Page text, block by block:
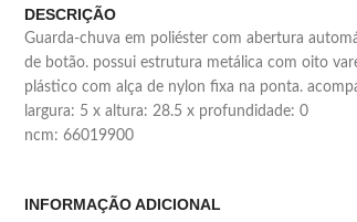
DESCRIÇÃO
guarda-chuva em poliéster com abertura automática por acionamento
de botão. possui estrutura metálica com oito
plástico com alça de nylon fixa na ponta.
largura: 5 x altura: 28.5 x profundidade: 0
ncm: 66019900
INFORMAÇÃO ADICIONAL